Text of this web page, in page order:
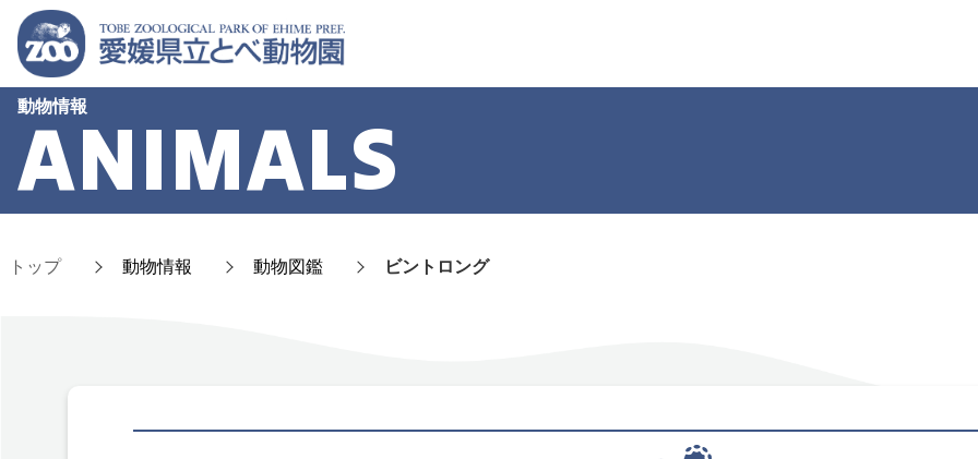
動物情報
ANIMALS
トップ 動物情報 動物図鑑 ビントロング